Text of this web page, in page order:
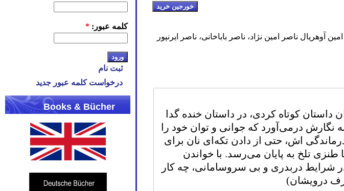
آوهريال ناصر امین نژاد، ناصر باباخانی، ناصر ایرنپور
کوتاه کردی، در داستان خنده گدا
نگارش درمی‌آورد که جوانی و توان خود را
اش، حتی از دادن تکه‌ای نان برای
تلخ به پایان می‌رسد. با خواندن
شرایط دربدری و بی سروسامانی، چه کار
درویشان)
کلمه عبور: *
ثبت نام
درخواست کلمه عبور جدید
Books & Bücher